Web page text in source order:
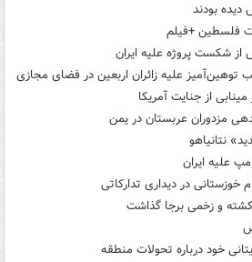
بودند
فلسطین +فیلم
از شکست پروژه علیه ایران
توهین‌آمیز علیه زائران اربعین در فضای مجازی
از جنایت آمریکا
مزدوران عربستان در یمن
نتانیاهو
علیه ایران
خوزستانی در دیداری تدارکاتی
و زخمی برجا گذاشت
خود درباره تحولات منطقه